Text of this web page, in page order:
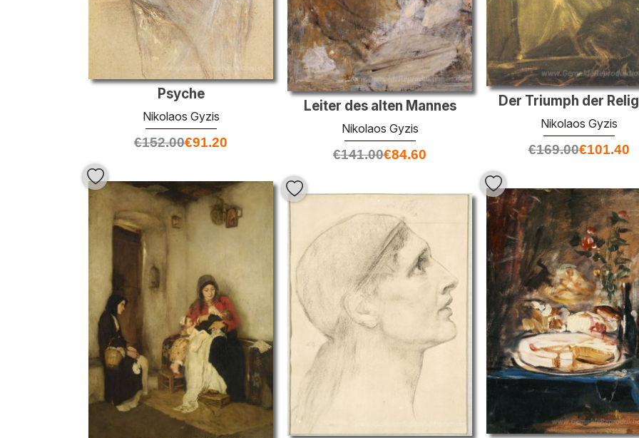
Psyche
Nikolaos Gyzis
€152.00€91.20
Der Triumph der
Nikolaos Gyzis
€169.00€101.40
Leiter des alten Mannes
Nikolaos Gyzis
€141.00€84.60